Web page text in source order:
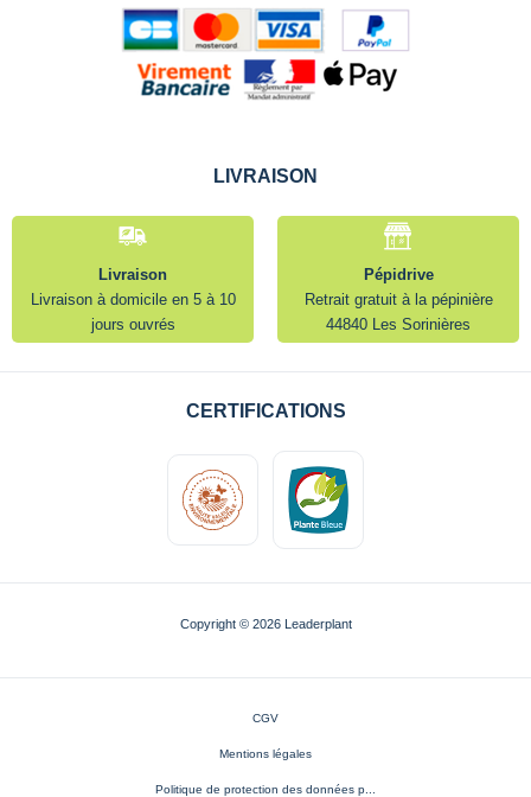
LIVRAISON
Livraison
Livraison à domicile en 5 à 10
jours ouvrés
Pépidrive
Retrait gratuit à la pépinière
44840 Les Sorinières
CERTIFICATIONS
Copyright © 2026 Leaderplant
CGV
Mentions légales
Politique de protection des données p...